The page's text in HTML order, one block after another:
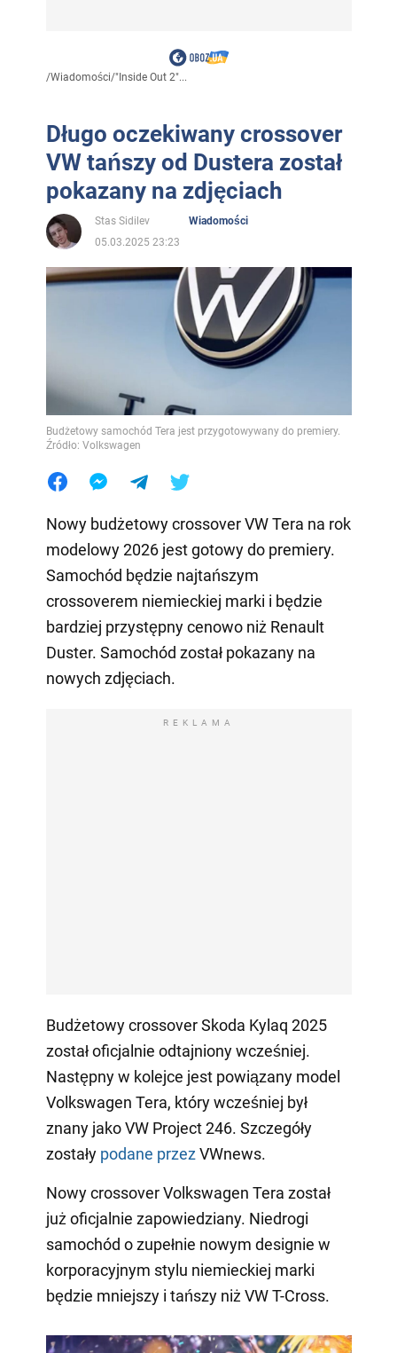
/Wiadomości/"Inside Out 2"...
Długo oczekiwany crossover
VW tańszy od Dustera został
pokazany na zdjęciach
Stas Sidilev
Wiadomości
05.03.2025 23:23
Budżetowy samochód Tera jest przygotowywany do premiery.
Źródło: Volkswagen
Nowy budżetowy crossover VW Tera na rok
modelowy 2026 jest gotowy do premiery.
Samochód będzie najtańszym
crossoverem niemieckiej marki i będzie
bardziej przystępny cenowo niż Renault
Duster. Samochód został pokazany na
nowych zdjęciach.
REKLAMA
Budżetowy crossover Skoda Kylaq 2025
został oficjalnie odtajniony wcześniej.
Następny w kolejce jest powiązany model
Volkswagen Tera, który wcześniej był
znany jako VW Project 246. Szczegóły
zostały podane przezVWnews.
Nowy crossover Volkswagen Tera został
już oficjalnie zapowiedziany. Niedrogi
samochód o zupełnie nowym designie w
korporacyjnym stylu niemieckiej marki
będzie mniejszy i tańszy niż VW T-Cross.